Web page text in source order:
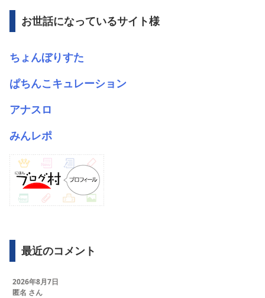
ブ
お世話になっているサイト様
ちょんぼりすた
ぱちんこキュレーション
アナスロ
みんレポ
最近のコメント
2026年8月7日
匿名 さん